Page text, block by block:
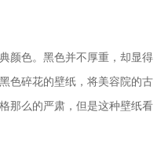
色。黑色并不厚重，却显得
色碎花的壁纸，将美容院的古
那么的严肃，但是这种壁纸看